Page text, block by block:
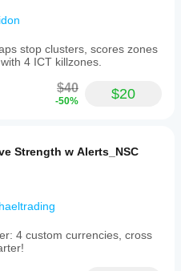
stop clusters, scores zones
4 ICT killzones.
$40
-50% $20
Strength w Alerts_NSC
4 custom currencies, cross